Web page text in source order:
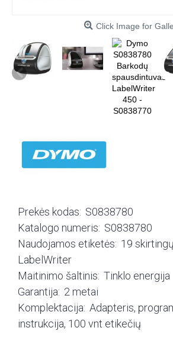
Click Image for
Prekės kodas: S0838780
Katalogo numeris: S0838780
Naudojamos etiketės: 19
LabelWriter
Maitinimo šaltinis: Tinklo energija
Garantija: 2 metai
Komplektacija: Adapteris,
instrukcija, 100 vnt etikečių